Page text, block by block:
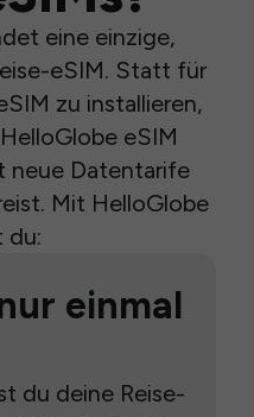
eine einzige,
eSIM. Statt für
zu installieren,
eSIM
neue Datentarife
Mit HelloGlobe
du:
einmal
du deine Reise-